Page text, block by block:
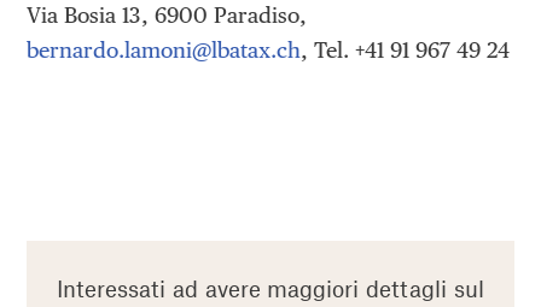
Via Bosia 13, 6900 Paradiso,
bernardo.lamoni@lbatax.ch, Tel. +41 91 967 49 24
Interessati ad avere maggiori dettagli sul